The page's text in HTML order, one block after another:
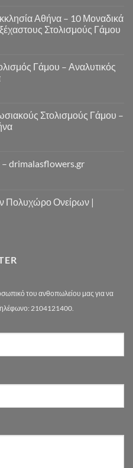
Αθήνα – 10 Μοναδικά
Στολισμούς Γάμου
Γάμου – Αναλυτικός
Στολισμούς Γάμου –
drimalasflowers.gr
Πολυχώρο Ονείρων |
του ανθοπωλείου μας για να
2104121400.